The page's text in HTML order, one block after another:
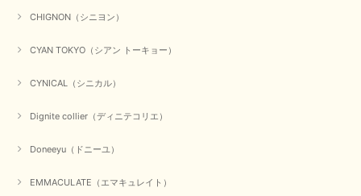
CHIGNON（シニヨン）
CYAN TOKYO（シアン トーキョー）
CYNICAL（シニカル）
Dignite collier（ディニテコリエ）
Doneeyu（ドニーユ）
EMMACULATE（エマキュレイト）